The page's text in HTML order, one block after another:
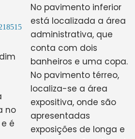
no
é
No pavimento inferior
está localizada a área
administrativa, que
conta com dois
banheiros e uma copa.
No pavimento térreo,
localiza-se a área
expositiva, onde são
apresentadas
exposições de longa e